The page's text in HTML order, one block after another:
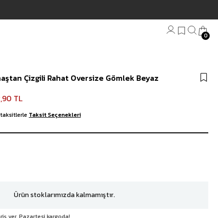
Plaj Havlu
0
Çizgili Rahat Oversize Gömlek Beyaz
TL
Taksit Seçenekleri
Ürün stoklarımızda kalmamıştır.